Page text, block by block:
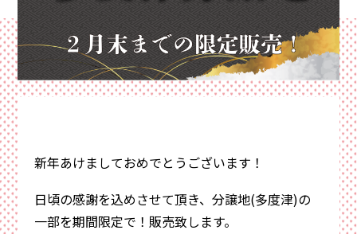
電話相談
新年あけましておめでとうございます！
日頃の感謝を込めさせて頂き、分譲地(多度津)の
一部を期間限定で！販売致します。